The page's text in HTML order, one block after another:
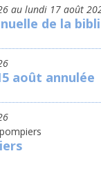
au lundi 17 août
de la
août annulée